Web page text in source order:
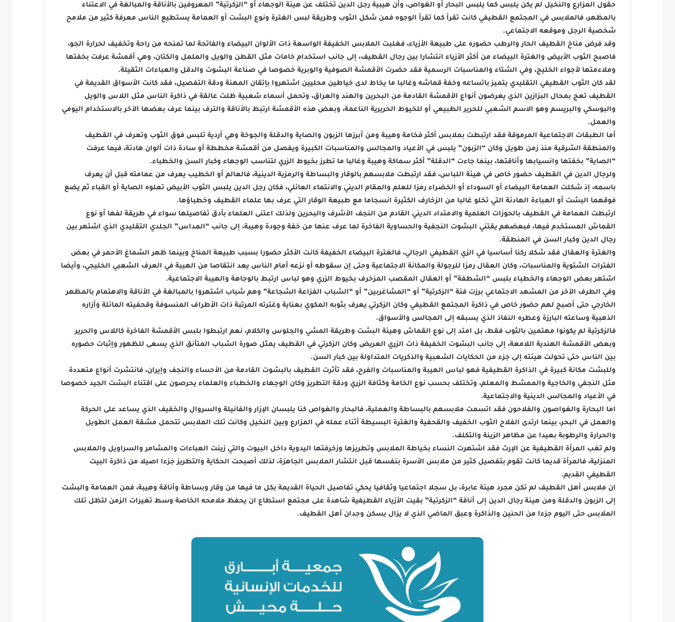
حقول المزارع والنخيل لم يكن يلبس كما يلبس البحار أو الغواص، وأن هيبية رجل الدين تختلف عن هيئة الوجهاء أو “الزكرتية” المعروفين بالأناقة والمبالغة في الاعتناء
بالمظهر، فالملابس في المجتمع القطيفي كانت تقرأ كما تقرأ الوجوه فمن شكل الثوب وطريقة لبس الغترة ونوع البشت أو العمامة يستطيع الناس معرفة كثير من ملامح
شخصية الرجل وموقعه الاجتماعي.
وقد فرض مناخ القطيف الحار والرطب حضوره على طبيعة الأزياء، فغلبت الملابس الخفيفة الواسعة ذات الألوان البيضاء والفاتحة لما تمنحه من راحة وتخفيف لحرارة الجو،
فاصبح الثوب الأبيض والغترة البيضاء من أكثر الأزياء انتشارا بين رجال القطيف، إلى جانب استخدام خامات مثل القطن والويل والململ والكتان، وهي أقمشة عرفت بخفتها
وملاءمتها لأجواء الخليج، وفي الشتاء والمناسبات الرسمية فقد حضرت الأقمشة الصوفية والوبرية خصوصا في صناعة البشوت والدقل والعباءات الثقيلة.
لقد كان الثوب القطيفي التقليدي يتميز باتساعه وخفة قماشه وغالبا ما يخاط لدى خياطين محليين اشتهروا بإتقان المهنة ودقة التفصيل، فقد كانت الأسواق القديمة في
القطيف تعج بمحال البزازين الذي يعرضون أنواع الأقمشة القادمة من البحرين والهند والعراق، وتحمل أسماء شعبية ظلت عالقة في ذاكرة الناس مثل اللاس والويل
والبوسكي والبريسم وهو الاسم الشعبي للحرير الطبيعي أو للخيوط الحريرية الناعمة، وبعض هذه الأقمشة ارتبط بالأناقة والترف بينما عرف بعضها الآخر بالاستخدام اليومي
والعمل.
أما الطبقات الاجتماعية المرموقة فقد ارتبطت بملابس أكثر فخامة وهيبة ومن أبرزها الزبون والصاية والدقلة والجوخة وهي أردية تلبس فوق الثوب وتعرف في القطيف
والمنطقة الشرقية منذ زمن طويل وكان “الزبون” يلبس في الأعياد والمجالس والمناسبات الكبيرة ويفصل من أقمشة مخططة أو سادة ذات ألوان هادئة، فيما عرفت
“الصاية” بخفتها وانسيابها وأناقتها، بينما جاءت “الدقلة” أكثر سماكة وهيبة وغالبا ما تطرز بخيوط الزري لتناسب الوجهاء وكبار السن والخطباء.
ولرجال الدين في القطيف حضور خاص في هيئة اللباس، فقد ارتبطت ملابسهم بالوقار والبساطة والرمزية الدينية، فالعالم أو الخطيب يعرف من عمامته قبل أن يعرف
باسمه، إذ شكلت العمامة البيضاء أو السوداء أو الخضراء رمزا للعلم والمقام الديني والانتماء العائلي، فكان رجل الدين يلبس الثوب الأبيض تعلوه الصاية أو القباء ثم يضع
فوقهما البشت أو العباءة الهادئة التي تخلو غالبا من الزخارف الكثيرة انسجاما مع طبيعة الوقار التي عرف بها علماء القطيف وخطباؤها.
ارتبطت العمامة في القطيف بالحوزات العلمية والامتداد الديني القادم من النجف الأشرف والبحرين ولذلك اعتنى العلماء بأدق تفاصيلها سواء في طريقة لفها أو نوع
القماش المستخدم فيها، فبعضهم يقتني البشوت النجفية والحساوية الفاخرة لما عرف عنها من خفة وجودة وهيبة، إلى جانب “المداس” الجلدي التقليدي الذي اشتهر بين
رجال الدين وكبار السن في المنطقة.
والغترة والعقال فقد شكلا ركنا أساسيا في الزي القطيفي الرجالي، فالغترة البيضاء الخفيفة كانت الأكثر حضورا بسبب طبيعة المناخ وبينما ظهر الشماغ الأحمر في بعض
الفترات الشتوية والمناسبات، وكان العقال رمزا للرجولة والمكانة الاجتماعية وحتى إن سقوطه أو نزعه أمام الناس يعد انتقاصا من الهيبة في العرف الشعبي الخليجي، وأيضا
اشتهر بعض الوجهاء والخطباء بلبس “الشطفة” أو العقال المقصب المزخرف بخيوط الزري وهو لباس ارتبط بالوجاهة والهيبة الاجتماعية.
وفي الطرف الآخر من المشهد الاجتماعي برزت فئة “الزكرتية” أو “المشاغربين” أو “الشباب الفزاعة الشجاعة” وهم شباب اشتهروا بالمبالغة في الأناقة والاهتمام بالمظهر
الخارجي حتى أصبح لهم حضور خاص في ذاكرة المجتمع القطيفي وكان الزكرتي يعرف بثوبه المكوي بعناية وغترته المرتبة ذات الأطراف المنسوفة وقحفيته المائلة وأزاره
الذهبية وساعته البارزة وعطره النفاذ الذي يسبقه إلى المجالس والأسواق.
فالزكرتية لم يكونوا مهتمين بالثوب فقط، بل امتد إلى نوع القماش وهيئة البشت وطريقة المشي والجلوس والكلام، نعم ارتبطوا بلبس الأقمشة الفاخرة كاللاس والحرير
وبعض الأقمشة الهندية اللامعة، إلى جانب البشوت الخفيفة ذات الزري العريض وكان الزكرتي في القطيف يمثل صورة الشباب المتأنق الذي يسعى للظهور وإثبات حضوره
بين الناس حتى تحولت هيئته إلى جزء من الحكايات الشعبية والذكريات المتداولة بين كبار السن.
وللبشت مكانة كبيرة في الذاكرة القطيفية فهو لباس الهيبة والمناسبات والفرح، فقد تأثرت القطيف بالبشوت القادمة من الأحساء والنجف وإيران، فانتشرت أنواع متعددة
مثل النجفي والخاجية والممشط والمعلم، وتختلف بحسب نوع الخامة وكثافة الزري ودقة التطريز وكان الوجهاء والخطباء والعلماء يحرصون على اقتناء البشت الجيد خصوصا
في الأعياد والمجالس الدينية والاجتماعية.
اما البحارة والغواصون والفلاحون فقد اتسمت ملابسهم بالبساطة والعملية، فالبحار والغواص كنا يلبسان الإزار والفانيلة والسروال والخفيف الذي يساعد على الحركة
والعمل في البحر، بينما ارتدى الفلاح الثوب الخفيف والقحفية والغترة البسيطة أثناء عمله في المزارع وبين النخيل وكانت تلك الملابس تتحمل مشقة العمل الطويل
والحرارة والرطوبة بعيدا عن مظاهر الزينة والتكلف.
ولم تغب المرأة القطيفية عن الإرث فقد اشتهرت النساء بخياطة الملابس وتطريزها وزخرفتها اليدوية داخل البيوت والتي زينت العباءات والمشامر والسراويل والملابس
المنزلية، فالمرأة قديما كانت تقوم بتفصيل كثير من ملابس الأسرة بنفسها قبل انتشار الملابس الجاهزة، لذلك أصبحت الحكاية والتطريز جزءا اصيلا من ذاكرة البيت
القطيفي القديم.
ان ملابس أهل القطيف لم تكن مجرد هيئة عابرة، بل سجلا اجتماعيا وثقافيا يحكي تفاصيل الحياة القديمة بكل ما فيها من وقار وبساطة وأناقة وهيبة، فمن العمامة والبشت
إلى الزبون والدقلة ومن هيئة رجال الدين إلى أناقة “الزكرتية” بقيت الأزياء القطيفية شاهدة على مجتمع استطاع ان يحفظ ملامحه الخاصة وسط تغيرات الزمن لتظل تلك
الملابس حتى اليوم جزءا من الحنين والذاكرة وعبق الماضي الذي لا يزال يسكن وجدان أهل القطيف.